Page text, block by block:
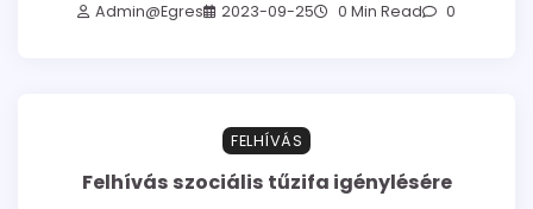
Admin@egres 2023-09-25 0 Min Read 0
FELHÍVÁS
Felhívás szociális tűzifa igénylésére